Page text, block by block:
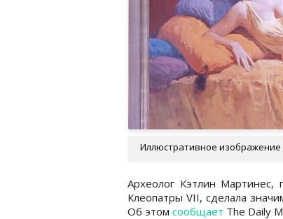
Иллюстративное изображение
Археолог Кэтлин Мартинес,
Клеопатры VII, сделала
Об этом сообщает The Daily